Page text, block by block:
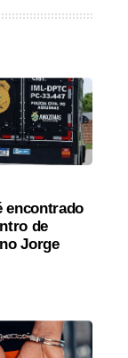
encontrado
de
Jorge